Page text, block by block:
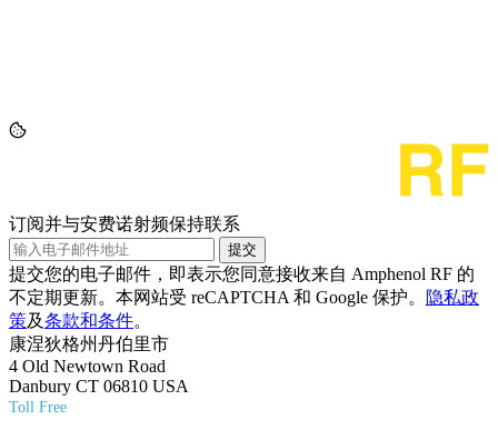
订阅并与安费诺射频保持联系
提交
提交您的电子邮件，即表示您同意接收来自 Amphenol RF 的
不定期更新。本网站受 reCAPTCHA 和 Google 保护。
隐私政
策及条款和条件。
康涅狄格州丹伯里市
4 Old Newtown Road
Danbury CT 06810 USA
Toll Free